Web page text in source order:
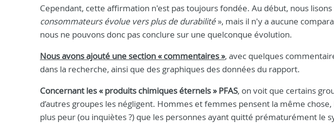
Cependant, cette affirmation n'est pas toujours fondée. Au début, nous lisons
consommateurs évolue vers plus de durabilité», mais il n'y a aucune
nous ne pouvons donc pas conclure sur une quelconque évolution.
Nous avons ajouté une section « commentaires », avec quelques
dans la recherche, ainsi que des graphiques des données du rapport.
Concernant les « produits chimiques éternels » PFAS, on voit que certains
d’autres groupes les négligent. Hommes et femmes pensent la même
plus peur (ou inquiètes ?) que les personnes ayant quitté prématurément le